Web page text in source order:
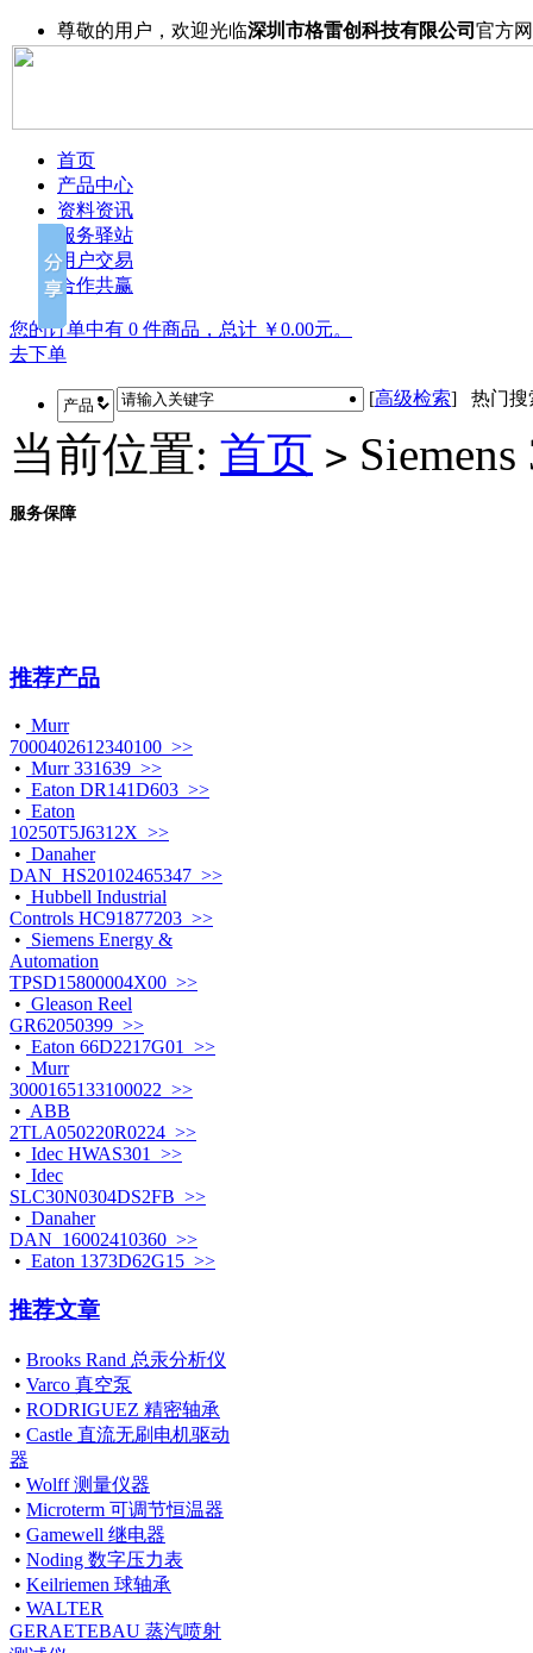
尊敬的用户，欢迎光临深圳市格雷创科技有限公司 官方
首页
产品中心
资料资讯
服务驿站
用户交易
合作共赢
您的订单中有 0 件商品，总计 ￥0.00元。
去下单
[高级检索] 热门搜
当前位置: 首页 >
服务保障
推荐产品
• Murr
7000402612340100 >>
• Murr 331639 >>
• Eaton DR141D603 >>
• Eaton
10250T5J6312X >>
• Danaher
DAN_HS20102465347 >>
• Hubbell Industrial
Controls HC91877203 >>
• Siemens Energy &
Automation
TPSD15800004X00 >>
• Gleason Reel
GR62050399 >>
• Eaton 66D2217G01 >>
• Murr
3000165133100022 >>
• ABB
2TLA050220R0224 >>
• Idec HWAS301 >>
• Idec
SLC30N0304DS2FB >>
• Danaher
DAN_16002410360 >>
• Eaton 1373D62G15 >>
推荐文章
• Brooks Rand 总汞分析仪
• Varco 真空泵
• RODRIGUEZ 精密轴承
• Castle 直流无刷电机驱动
器
• Wolff 测量仪器
• Microterm 可调节恒温器
• Gamewell 继电器
• Noding 数字压力表
• Keilriemen 球轴承
• WALTER
GERAETEBAU 蒸汽喷射